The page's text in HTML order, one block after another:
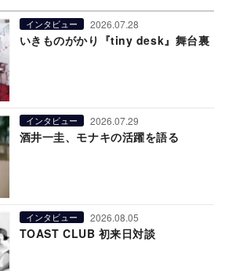
インタビュー 2026.07.28
いきものがかり『tiny desk』舞台裏
インタビュー 2026.07.29
酒井一圭、モナキの活躍を語る
インタビュー 2026.08.05
TOAST CLUB 初来日対談